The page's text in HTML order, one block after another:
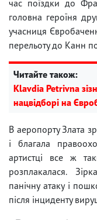
час поїздки до
головна героїня
учасниця
перельоту до Канн
Читайте також:
Klavdia Petrivna
нацвідборі на
В аеропорту Злата
і благала
артистці все ж
розплакалася.
панічну атаку і
після інциденту